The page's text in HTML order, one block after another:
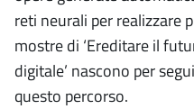
reti neurali per realizzare
mostre di ‘Ereditare il
digitale’ nascono per
questo percorso.